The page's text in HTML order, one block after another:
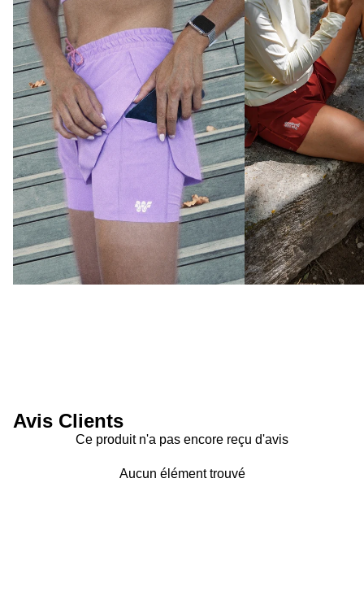
Avis Clients
Ce produit n'a pas encore reçu d'avis
Aucun élément trouvé